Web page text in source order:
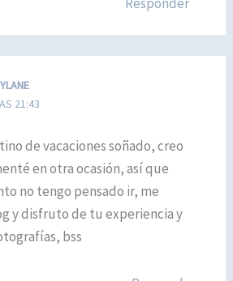
21:43
de vacaciones soñado, creo
en otra ocasión, así que
no tengo pensado ir, me
y disfruto de tu experiencia y
bss